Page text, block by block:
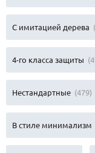
С имитацией дерева
4-го класса защиты
Нестандартные (479)
В стиле минимализм